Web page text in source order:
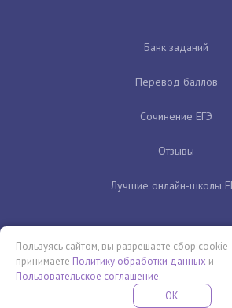
Банк заданий
Перевод баллов
Сочинение ЕГЭ
Отзывы
Лучшие онлайн-школы
Бесплатная летняя школа
Пользуясь сайтом, вы разрешаете сбор
принимаете Политику обработки данных и
Пользовательское соглашение.
OK